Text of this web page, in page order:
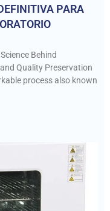
PARA
Behind
Quality Preservation
process also known